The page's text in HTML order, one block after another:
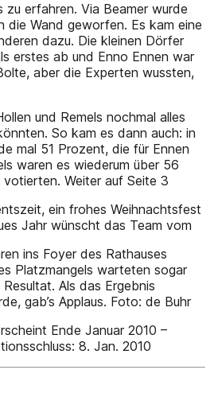
zu erfahren. Via Beamer wurde
die Wand geworfen. Es kam eine
dazu. Die kleinen Dörfer
erstes ab und Enno Ennen war
aber die Experten wussten,
und Remels nochmal alles
So kam es dann auch: in
mal 51 Prozent, die für Ennen
waren es wiederum über 56
Weiter auf Seite 3
ein frohes Weihnachtsfest
Jahr wünscht das Team vom
ins Foyer des Rathauses
Platzmangels warteten sogar
Als das Ergebnis
gab’s Applaus. Foto: de Buhr
Ende Januar 2010 –
8. Jan. 2010